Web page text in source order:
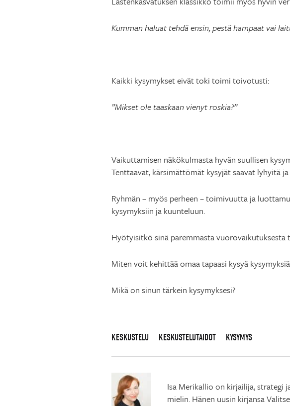
Kumman haluat tehdä ensin, pestä hampaat vai
Kaikki kysymykset eivät toki toimi toivotusti:
”Mikset ole taaskaan vienyt roskia?”
Vaikuttamisen näkökulmasta hyvän suullisen
Tenttaavat, kärsimättömät kysyjät saavat lyhyitä
Ryhmän – myös perheen – toimivuutta ja
kysymyksiin ja kuunteluun.
Hyötyisitkö sinä paremmasta vuorovaikutuksesta
Miten voit kehittää omaa tapaasi kysyä kysymyksiä
Mikä on sinun tärkein kysymyksesi?
KESKUSTELU KESKUSTELUTAIDOT KYSYMYS
Isa Merikallio on kirjailija, strategi
mielin. Hänen uusin kirjansa